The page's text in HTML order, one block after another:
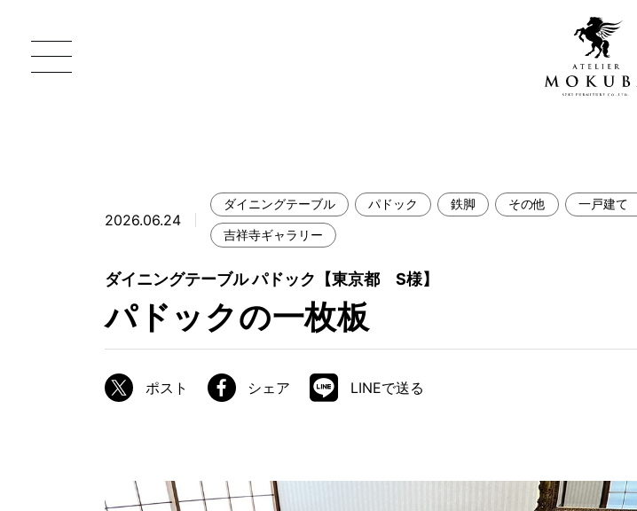
一枚板 ATELIER MOKUBA HOME
MOKUBA について
ブランドコンセプト
加工技術
ATELIER MOKUBAの一枚板×異素材
直営店
新宿ギャラリー
【アウトレット取扱店】
大川ギャラリー【本店】
2026.06.24
ダイニングテーブル パドック 鉄脚 その他 一戸建て
吉祥寺ギャラリー
パドックの一枚板
ダイニングテーブル パドック【東京都 S様】
ポスト シェア LINEで送る